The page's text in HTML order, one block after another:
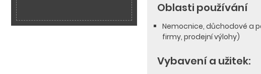
Oblasti používání
Nemocnice, důchodové a
firmy, prodejní výlohy)
Vybavení a užitek: